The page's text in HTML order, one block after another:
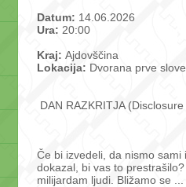
Datum: 14.06.2026
Ura: 20:00
Kraj: Ajdovščina
Lokacija: Dvorana prve
DAN RAZKRITJA
Če bi izvedeli, da nismo
dokazal, bi vas to
milijardam ljudi. Bližamo se ...